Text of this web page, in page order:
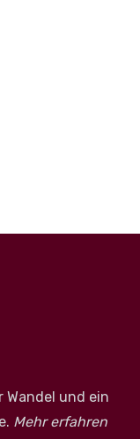
Wandel und ein
Mehr erfahren